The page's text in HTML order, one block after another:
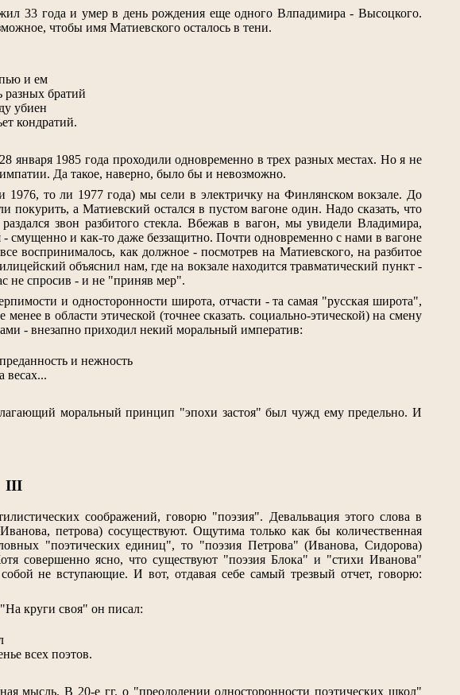
33 года и умер в день рождения еще одного Влпадимира - Высоцкого.
чтобы имя Матиевского осталось в тени.
и ем
разных братий
убиен
кондратий.
1985 года проходили одновременно в трех разных местах. Но я не
Да такое, наверно, было бы и невозможно.
то ли 1977 года) мы сели в электричку на Финлянском вокзале. До
а Матиевский остался в пустом вагоне один. Надо сказать, что
звон разбитого стекла. Вбежав в вагон, мы увидели Владимира,
и как-то даже беззащитно. Почти одновременно с нами в вагоне
воспринималось, как должное - посмотрев на Матиевского, на разбитое
объяснил нам, где на вокзале находится травматический пункт -
не спросив - и не "приняв мер".
и односторонности широта, отчасти - та самая "русская широта",
в области этической (точнее сказать. социально-этической) на смену
- внезапно приходил некий моральный императив:
и нежность
весах...
моральный принцип "эпохи застоя" был чужд ему предельно. И
III
соображений, говорю "поэзия". Девальвация этого слова в
петрова) сосуществуют. Ощутима только как бы количественная
"поэтических единиц", то "поэзия Петрова" (Иванова, Сидорова)
совершенно ясно, что существуют "поэзия Блока" и "стихи Иванова"
не вступающие. И вот, отдавая себе самый трезвый отчет, говорю:
круги своя" он писал:
всех поэтов.
мысль. В 20-е гг. о "преодолении односторонности поэтических школ"